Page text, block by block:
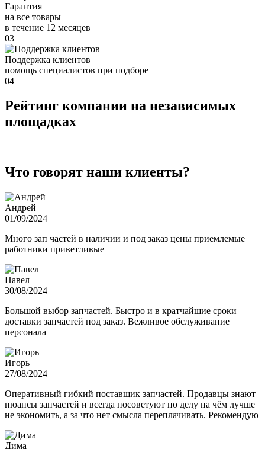
Гарантия
на все товары
в течение 12 месяцев
03
Поддержка клиентов
помощь специалистов при подборе
04
Рейтинг компании на независимых
площадках
Что говорят наши клиенты?
Андрей
01/09/2024
Много зап частей в наличии и под заказ цены приемлемые
работники приветливые
Павел
30/08/2024
Большой выбор запчастей. Быстро и в кратчайшие сроки
доставки запчастей под заказ. Вежливое обслуживание
персонала
Игорь
27/08/2024
Оперативный гибкий поставщик запчастей. Продавцы знают
нюансы запчастей и всегда посоветуют по делу на чём лучше
не экономить, а за что нет смысла переплачивать. Рекомендую
Дима